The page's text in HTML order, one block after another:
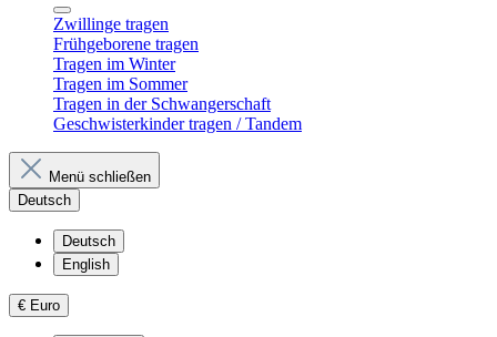
Zwillinge tragen
Frühgeborene tragen
Tragen im Winter
Tragen im Sommer
Tragen in der Schwangerschaft
Geschwisterkinder tragen / Tandem
Menü schließen
Deutsch
Deutsch
English
€ Euro